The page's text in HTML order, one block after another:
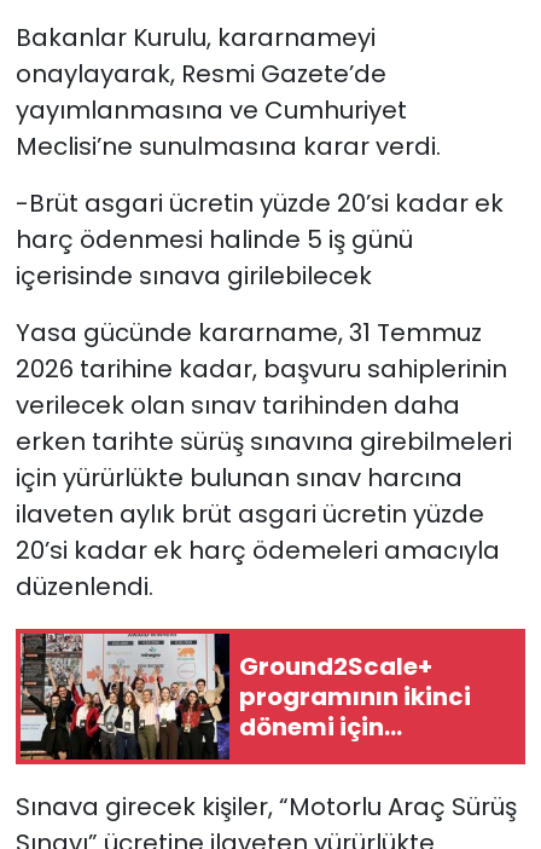
Bakanlar Kurulu, kararnameyi
onaylayarak, Resmi Gazete’de
yayımlanmasına ve Cumhuriyet
Meclisi’ne sunulmasına karar verdi.
-Brüt asgari ücretin yüzde 20’si kadar ek
harç ödenmesi halinde 5 iş günü
içerisinde sınava girilebilecek
Yasa gücünde kararname, 31 Temmuz
2026 tarihine kadar, başvuru sahiplerinin
verilecek olan sınav tarihinden daha
erken tarihte sürüş sınavına girebilmeleri
için yürürlükte bulunan sınav harcına
ilaveten aylık brüt asgari ücretin yüzde
20’si kadar ek harç ödemeleri amacıyla
düzenlendi.
Ground2Scale+
programının ikinci
dönemi için
başvurular açıldı
Sınava girecek kişiler, “Motorlu Araç Sürüş
Yazarlar